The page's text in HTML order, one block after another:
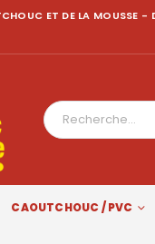
ET DE LA MOUSSE -
CAOUTCHOUC / PVC